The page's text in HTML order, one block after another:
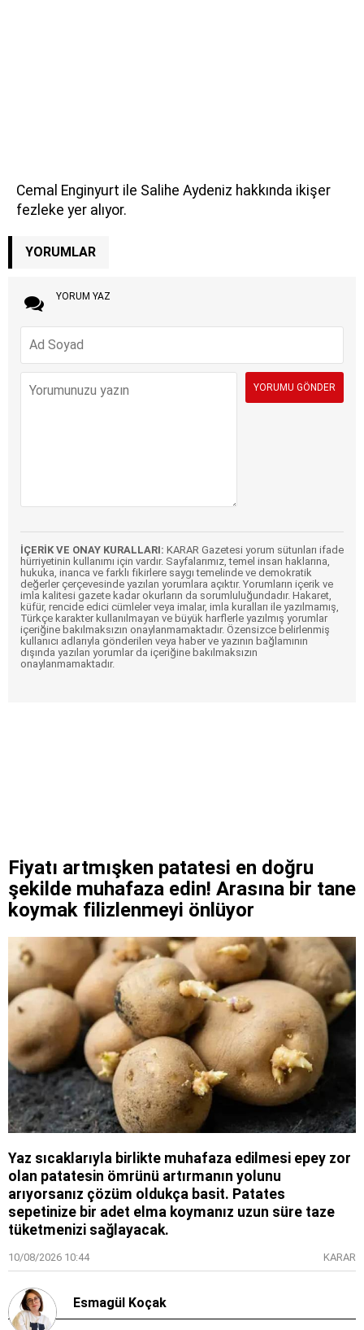
Cemal Enginyurt ile Salihe Aydeniz hakkında ikişer
fezleke yer alıyor.
YORUMLAR
YORUM YAZ
İÇERİK VE ONAY KURALLARI: KARAR Gazetesi yorum sütunları ifade
hürriyetinin kullanımı için vardır. Sayfalarımız, temel insan haklarına,
hukuka, inanca ve farklı fikirlere saygı temelinde ve demokratik
değerler çerçevesinde yazılan yorumlara açıktır. Yorumların içerik ve
imla kalitesi gazete kadar okurların da sorumluluğundadır. Hakaret,
küfür, rencide edici cümleler veya imalar, imla kuralları ile yazılmamış,
Türkçe karakter kullanılmayan ve büyük harflerle yazılmış yorumlar
içeriğine bakılmaksızın onaylanmamaktadır. Özensizce belirlenmiş
kullanıcı adlarıyla gönderilen veya haber ve yazının bağlamının
dışında yazılan yorumlar da içeriğine bakılmaksızın
onaylanmamaktadır.
Fiyatı artmışken patatesi en doğru
şekilde muhafaza edin! Arasına bir tane
koymak filizlenmeyi önlüyor
Yaz sıcaklarıyla birlikte muhafaza edilmesi epey zor
olan patatesin ömrünü artırmanın yolunu
arıyorsanız çözüm oldukça basit. Patates
sepetinize bir adet elma koymanız uzun süre taze
tüketmenizi sağlayacak.
10/08/2026 10:44 KARAR
Esmagül Koçak